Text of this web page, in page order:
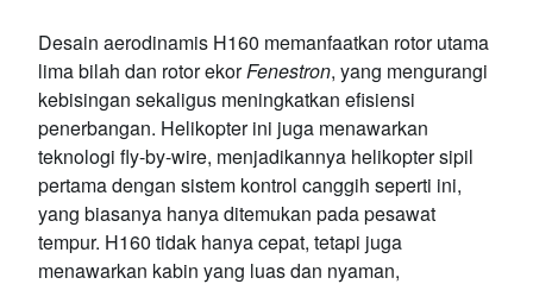
Desain aerodinamis H160 memanfaatkan rotor utama
lima bilah dan rotor ekorFenestron, yang mengurangi
kebisingan sekaligus meningkatkan efisiensi
penerbangan. Helikopter ini juga menawarkan
teknologi fly-by-wire, menjadikannya helikopter sipil
pertama dengan sistem kontrol canggih seperti ini,
yang biasanya hanya ditemukan pada pesawat
tempur. H160 tidak hanya cepat, tetapi juga
menawarkan kabin yang luas dan nyaman,